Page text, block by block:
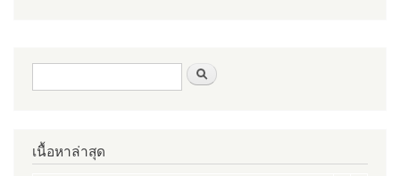
ฟอร์มค้นหา
เนื้อหาล่าสุด